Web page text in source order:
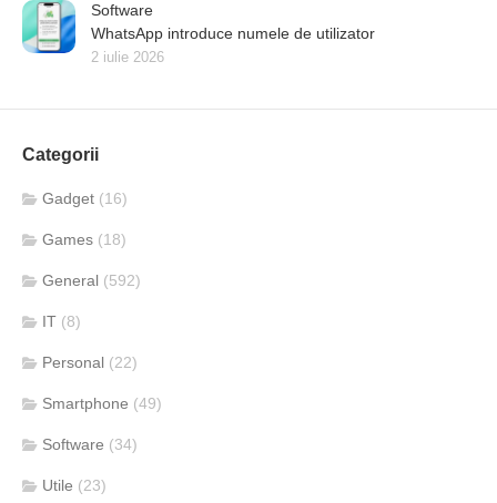
Software
WhatsApp introduce numele de utilizator
2 iulie 2026
Categorii
Gadget (16)
Games (18)
General (592)
IT (8)
Personal (22)
Smartphone (49)
Software (34)
Utile (23)